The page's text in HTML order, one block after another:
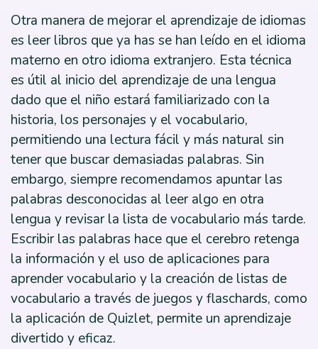
Otra manera de mejorar el aprendizaje de idiomas
es leer libros que ya has se han leído en el idioma
materno en otro idioma extranjero. Esta técnica
es útil al inicio del aprendizaje de una lengua
dado que el niño estará familiarizado con la
historia, los personajes y el vocabulario,
permitiendo una lectura fácil y más natural sin
tener que buscar demasiadas palabras. Sin
embargo, siempre recomendamos apuntar las
palabras desconocidas al leer algo en otra
lengua y revisar la lista de vocabulario más tarde.
Escribir las palabras hace que el cerebro retenga
la información y el uso de aplicaciones para
aprender vocabulario y la creación de listas de
vocabulario a través de juegos y flaschards, como
la aplicación de Quizlet, permite un aprendizaje
divertido y eficaz.